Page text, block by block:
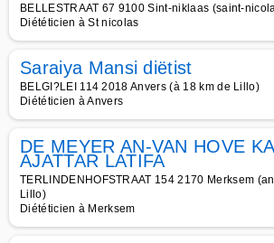
BELLESTRAAT 67 9100 Sint-niklaas (saint-
Diététicien à St nicolas
Saraiya Mansi diëtist
BELGI?LEI 114 2018 Anvers (à 18 km de Lillo)
Diététicien à Anvers
DE MEYER AN-VAN HOVE
AJATTAR LATIFA
TERLINDENHOFSTRAAT 154 2170 Merksem
Lillo)
Diététicien à Merksem